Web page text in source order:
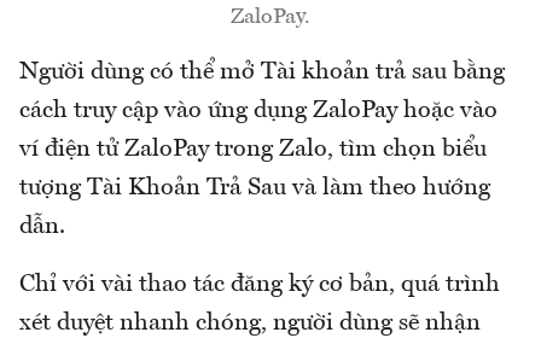
ZaloPay.
Người dùng có thể mở Tài khoản trả sau bằng
cách truy cập vào ứng dụng ZaloPay hoặc vào
ví điện tử ZaloPay trong Zalo, tìm chọn biểu
tượng Tài Khoản Trả Sau và làm theo hướng
dẫn.
Chỉ với vài thao tác đăng ký cơ bản, quá trình
xét duyệt nhanh chóng, người dùng sẽ nhận